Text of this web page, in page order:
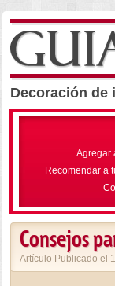
Decoración de
Agregar
Recomendar a
Consejos
Artículo Publicado el